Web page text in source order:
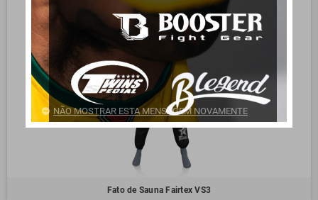
Fato de Sauna Fairtex VS3
NÃO MOSTRAR ESTA MENSAGEM NOVAMENTE